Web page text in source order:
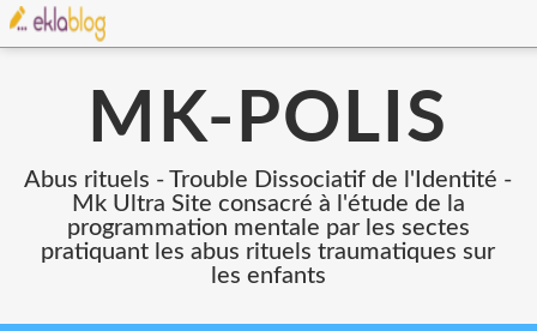
MK-POLIS
Abus rituels - Trouble Dissociatif de l'Identité -
Mk Ultra Site consacré à l'étude de la
programmation mentale par les sectes
pratiquant les abus rituels traumatiques sur
les enfants